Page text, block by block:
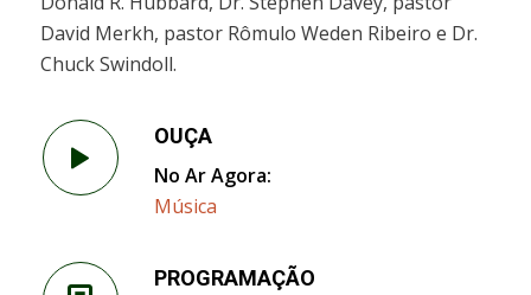
David Merkh, pastor Rômulo Weden Ribeiro e Dr.
Chuck Swindoll.
OUÇA
No Ar Agora:
Música
PROGRAMAÇÃO